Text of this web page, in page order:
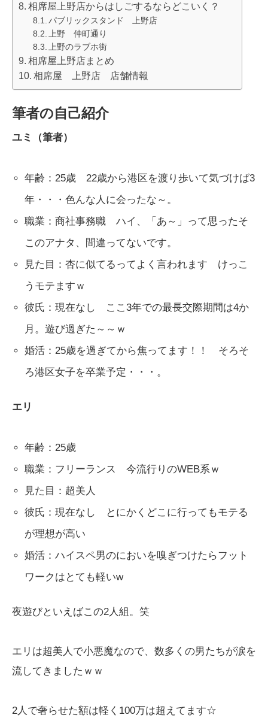
相席屋上野店からはしごするならどこいく？
パブリックスタンド 上野店
上野 仲町通り
上野のラブホ街
相席屋上野店まとめ
相席屋 上野店 店舗情報
筆者の自己紹介
ユミ（筆者）
年齢：25歳 22歳から港区を渡り歩いて気づけば3
年・・・色んな人に会ったな～。
職業：商社事務職 ハイ、「あ～」って思ったそ
このアナタ、間違ってないです。
見た目：杏に似てるってよく言われます けっこ
うモテますｗ
彼氏：現在なし ここ3年での最長交際期間は4か
月。遊び過ぎた～～ｗ
婚活：25歳を過ぎてから焦ってます！！ そろそ
ろ港区女子を卒業予定・・・。
エリ
年齢：25歳
職業：フリーランス 今流行りのWEB系ｗ
見た目：超美人
彼氏：現在なし とにかくどこに行ってもモテる
が理想が高い
婚活：ハイスペ男のにおいを嗅ぎつけたらフット
ワークはとても軽いw
夜遊びといえばこの2人組。笑
エリは超美人で小悪魔なので、数多くの男たちが涙を
流してきましたｗｗ
2人で奢らせた額は軽く100万は超えてます☆